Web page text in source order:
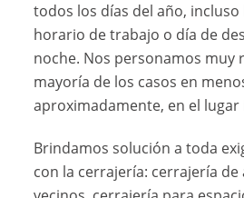
todos los días del año, incluso
horario de trabajo o día de
noche. Nos personamos muy
mayoría de los casos en
aproximadamente, en el lugar
Brindamos solución a toda
con la cerrajería: cerrajería de